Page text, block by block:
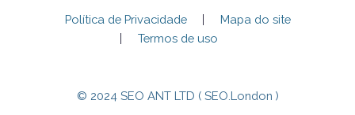
Política de Privacidade
Mapa do site
Termos de uso
© 2024 SEO ANT LTD ( SEO.London )